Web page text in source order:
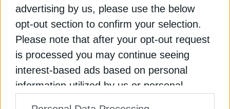
advertising by us, please use the below
opt-out section to confirm your selection.
Please note that after your opt-out request
is processed you may continue seeing
interest-based ads based on personal
information utilized by us or personal
δείχνοντας με σαφήνεια τις επιπτώσεις της
κλιματικής αλλαγής ακόμη και στις πιο
απομακρυσμένες περιοχές του πλανήτη.
Διαβάστε ακόμη